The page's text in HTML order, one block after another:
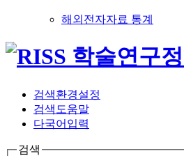
해외전자자료 통계
검색환경설정
검색도움말
다국어입력
검색